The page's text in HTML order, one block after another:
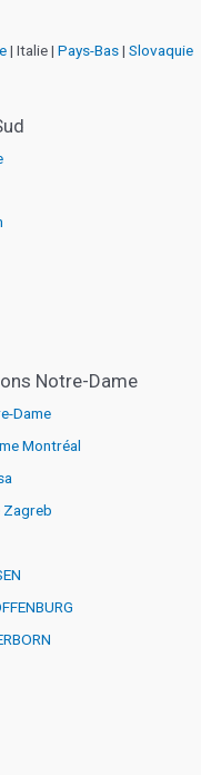
| Italie | Pays-Bas| Slovaquie
Notre-Dame
Dame
Montréal